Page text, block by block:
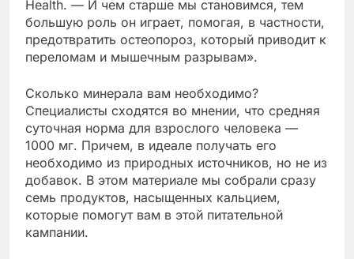
Health. — И чем старше мы становимся, тем
большую роль он играет, помогая, в частности,
предотвратить остеопороз, который приводит к
переломам и мышечным разрывам».
Сколько минерала вам необходимо?
Специалисты сходятся во мнении, что средняя
суточная норма для взрослого человека —
1000 мг. Причем, в идеале получать его
необходимо из природных источников, но не из
добавок. В этом материале мы собрали сразу
семь продуктов, насыщенных кальцием,
которые помогут вам в этой питательной
кампании.